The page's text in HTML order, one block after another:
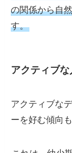
の関係から自
す。
アクティブ
アクティブな
ーを好む傾向